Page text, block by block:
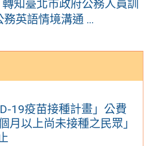
19疫苗接種計畫」公費
月以上尚未接種之民眾」
轉知臺北市政府公務人員訓
英語情境溝通 ...